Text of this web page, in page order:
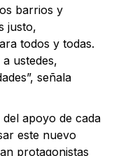
barrios y
justo,
todos y todas.
ustedes,
señala
apoyo de cada
este nuevo
protagonistas